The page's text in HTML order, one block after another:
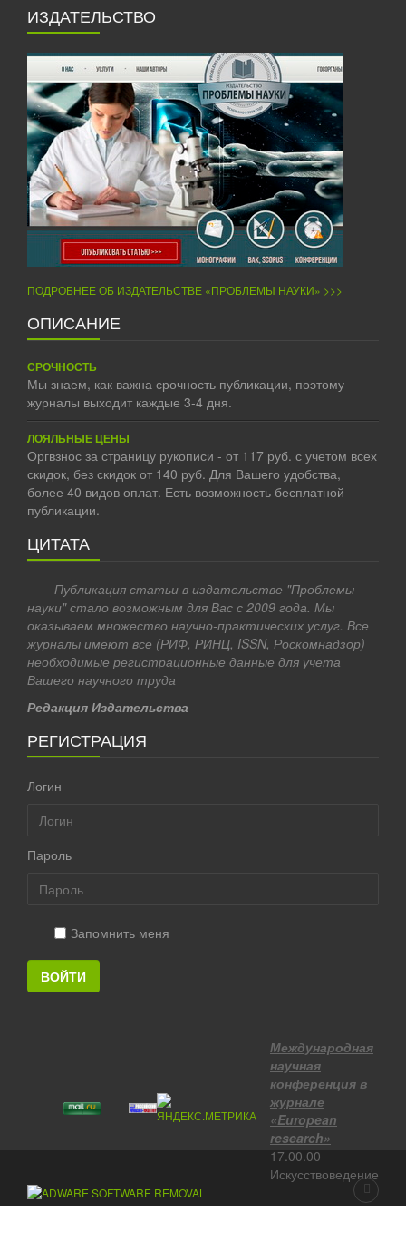
ИЗДАТЕЛЬСТВО
ПОДРОБНЕЕ ОБ ИЗДАТЕЛЬСТВЕ «ПРОБЛЕМЫ НАУКИ» >>>
ОПИСАНИЕ
СРОЧНОСТЬ
Мы знаем, как важна срочность публикации, поэтому
журналы выходит каждые 3-4 дня.
ЛОЯЛЬНЫЕ ЦЕНЫ
Оргвзнос за страницу рукописи - от 117 руб. с учетом всех
скидок, без скидок от 140 руб. Для Вашего удобства,
более 40 видов оплат. Есть возможность бесплатной
публикации.
ЦИТАТА
Публикация статьи в издательстве "Проблемы
науки" стало возможным для Вас с 2009 года. Мы
оказываем множество научно-практических услуг. Все
журналы имеют все (РИФ, РИНЦ, ISSN, Роскомнадзор)
необходимые регистрационные данные для учета
Вашего научного труда
Редакция Издательства
РЕГИСТРАЦИЯ
Логин
Пароль
Запомнить меня
ВОЙТИ
Международная
научная
конференция в
журнале
«European
research»
17.00.00
Искусствоведение